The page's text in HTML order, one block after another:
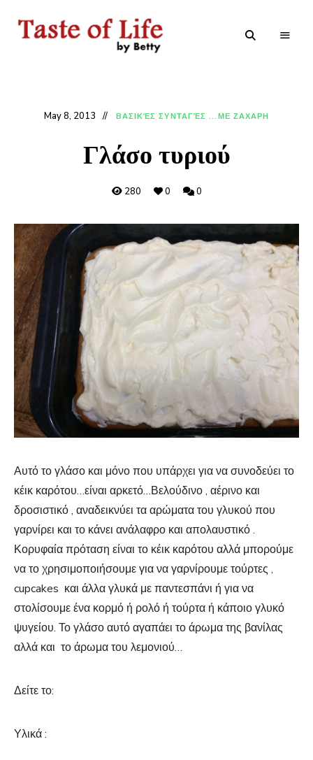
May 8, 2013 BΑΣΙΚΈΣ ΣΥΝΤΑΓΈΣ ...ΜΕ ΖΑΧΑΡΗ
Γλάσο τυριού
280 0 0
Αυτό το γλάσο και μόνο που υπάρχει για να συνοδεύει το
κέικ καρότου…είναι αρκετό…Βελούδινο , αέρινο και
δροσιστικό , αναδεικνύει τα αρώματα του γλυκού που
γαρνίρει και το κάνει ανάλαφρο και απολαυστικό .
Κορυφαία πρόταση είναι το κέικ καρότου αλλά μπορούμε
να το χρησιμοποιήσουμε για να γαρνίρουμε τούρτες ,
cupcakes και άλλα γλυκά με παντεσπάνι ή για να
στολίσουμε ένα κορμό ή ρολό ή τούρτα ή κάποιο γλυκό
ψυγείου. Το γλάσο αυτό αγαπάει το άρωμα της βανίλας
αλλά και το άρωμα του λεμονιού…
Δείτε το:
Υλικά :